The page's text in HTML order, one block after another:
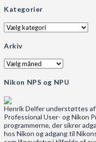
Kategorier
Kategorier
Arkiv
Arkiv
Nikon NPS og NPU
Henrik Delfer understøttes af
Professional User- og Nikon
programmerne, der sikrer
hos Nikon og adgang til